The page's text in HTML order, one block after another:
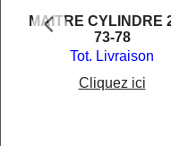
MAITRE CYLINDRE
73-78
Tot. Livraison
Cliquez ici